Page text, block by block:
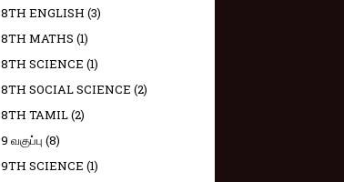
8TH ENGLISH (3)
8TH MATHS (1)
8TH SCIENCE (1)
8TH SOCIAL SCIENCE (2)
8TH TAMIL(2)
9 வகுப்பு (8)
9TH SCIENCE (1)